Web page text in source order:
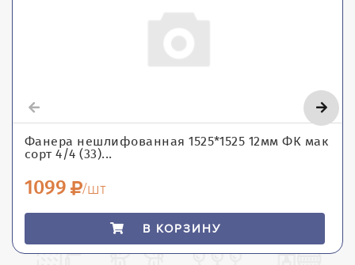
Фанера нешлифованная 1525*1525 12мм ФК мак
сорт 4/4 (33)...
1099 /шт
В КОРЗИНУ